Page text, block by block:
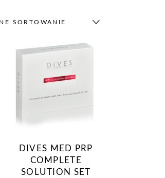
SORTOWANIE
DIVES MED PRP
COMPLETE
SOLUTION SET